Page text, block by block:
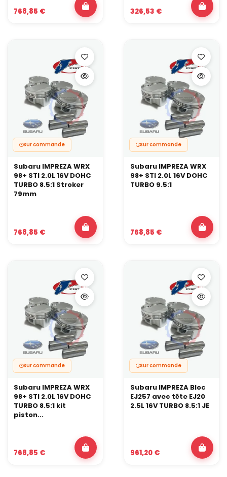
768,85 € 326,53 €
Sur commande
Subaru IMPREZA WRX
98+ STI 2.0L 16V DOHC
TURBO 8.5:1 Stroker
79mm
768,85 €
Sur commande
Subaru IMPREZA WRX
98+ STI 2.0L 16V DOHC
TURBO 9.5:1
768,85 €
Sur commande
Subaru IMPREZA WRX
98+ STI 2.0L 16V DOHC
TURBO 8.5:1 kit
piston...
768,85 €
Sur commande
Subaru IMPREZA Bloc
EJ257 avec tête EJ20
2.5L 16V TURBO 8.5:1 JE
961,20 €